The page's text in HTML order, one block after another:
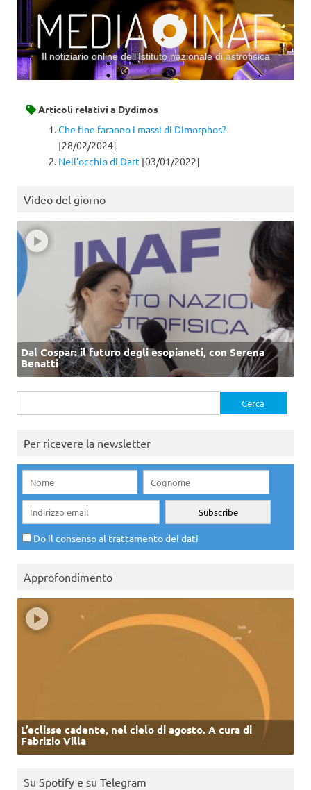
Il notiziario online dell’Istituto nazionale di astrofisica
Articoli relativi a Dydimos
Che fine faranno i massi di Dimorphos?
[28/02/2024]
Nell’occhio di Dart [03/01/2022]
Video del giorno
Dal Cospar: il futuro degli esopianeti, con Serena
Benatti
per:
Per ricevere la newsletter
Do il consenso al trattamento dei dati
Approfondimento
L’eclisse cadente, nel cielo di agosto. A cura di
Fabrizio Villa
Su Spotify e su Telegram